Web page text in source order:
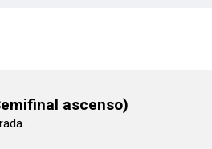
ascenso)
...